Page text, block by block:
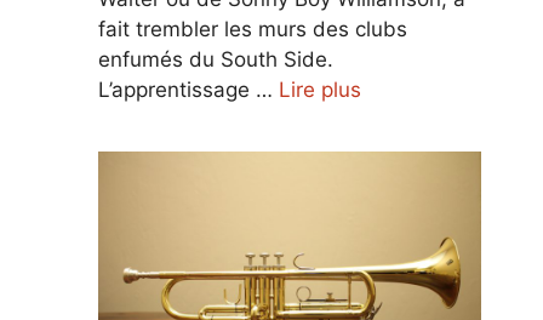
fait trembler les murs des clubs
enfumés du South Side.
L’apprentissage … Lire plus